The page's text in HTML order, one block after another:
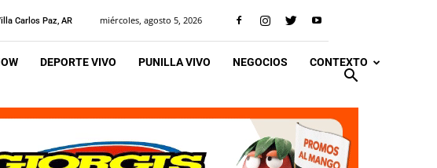
Carlos Paz, AR miércoles, agosto 5, 2026
DEPORTE VIVO PUNILLA VIVO NEGOCIOS CONTEXTO